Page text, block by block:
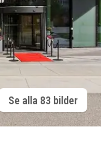
Se alla 83 bilder